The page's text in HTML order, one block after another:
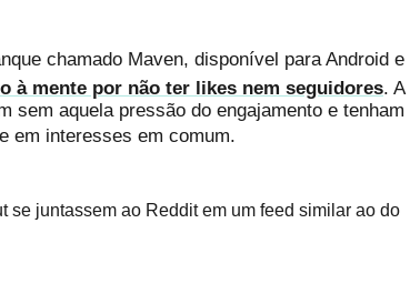
chamado Maven, disponível para Android e
à mente por não ter likes nem seguidores. A
sem aquela pressão do engajamento e tenham
em interesses em comum.
se juntassem ao Reddit em um feed similar ao do